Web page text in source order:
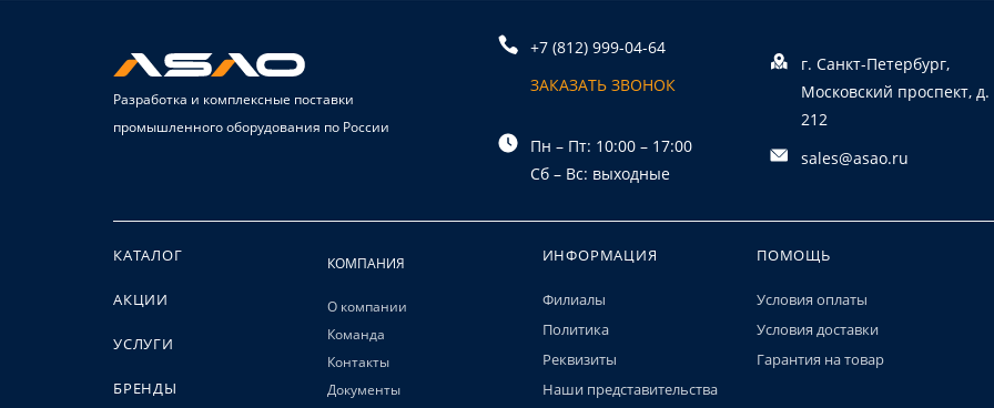
Разработка и комплексные поставки
промышленного оборудования по России
+7 (812) 999-04-64
ЗАКАЗАТЬ ЗВОНОК
Пн – Пт: 10:00 – 17:00
Сб – Вс: выходные
г. Санкт-Петербург,
Московский проспект, д.
212
sales@asao.ru
КАТАЛОГ
АКЦИИ
УСЛУГИ
БРЕНДЫ
КОМПАНИЯ
О компании
Команда
Контакты
Документы
ИНФОРМАЦИЯ
Филиалы
Политика
Реквизиты
Наши представительства
ПОМОЩЬ
Условия оплаты
Условия доставки
Гарантия на товар